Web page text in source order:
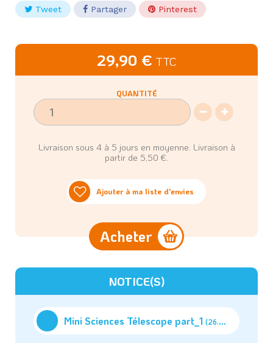
Tweet Partager Pinterest
29,90 € TTC
QUANTITÉ
Livraison sous 4 à 5 jours en moyenne. Livraison à
partir de 5,50 €.
Acheter
Ajouter à ma liste d'envies
NOTICE(S)
Mini Sciences Télescope part_1 (26.23M)